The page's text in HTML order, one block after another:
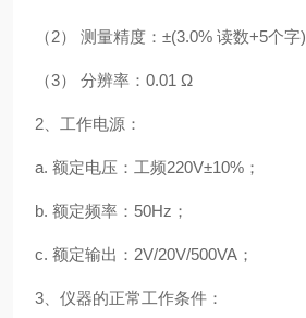
（2） 测量精度：±(3.0% 读数+5个字)
（3） 分辨率：0.01 Ω
2、工作电源：
a. 额定电压：工频220V±10%；
b. 额定频率：50Hz；
c. 额定输出：2V/20V/500VA；
3、仪器的正常工作条件：